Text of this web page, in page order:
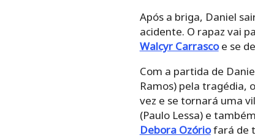
Após a briga, Daniel
acidente. O rapaz vai
Walcyr Carrascoe se
Com a partida de
Ramos) pela tragédia,
vez e se tornará uma
(Paulo Lessa) e
Debora Ozóriofará de